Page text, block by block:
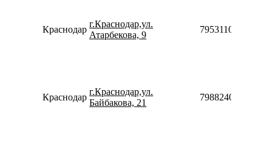
Краснодар
г.Краснодар,ул.
Атарбекова, 9
79531108006
Краснодар
г.Краснодар,ул.
Байбакова, 21
79882400245